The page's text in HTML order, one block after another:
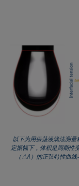
以下为用振荡液滴法测
定振幅下，体积是周期性
（△A）的正弦特性曲